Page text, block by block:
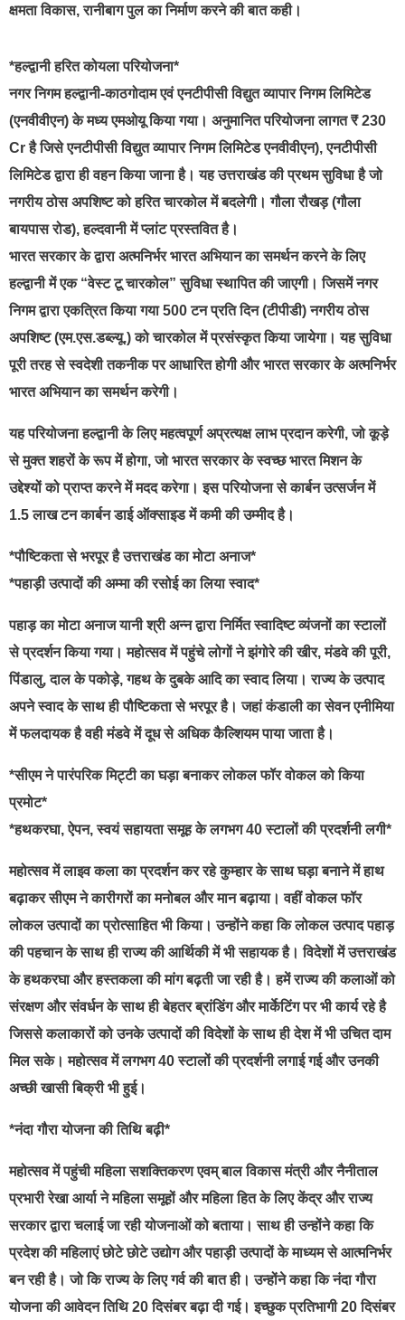
क्षमता विकास, रानीबाग पुल का निर्माण करने की बात कही।
*हल्द्वानी हरित कोयला परियोजना*
नगर निगम हल्द्वानी-काठगोदाम एवं एनटीपीसी विद्युत व्यापार निगम लिमिटेड
(एनवीवीएन) के मध्य एमओयू किया गया। अनुमानित परियोजना लागत ₹ 230
Cr है जिसे एनटीपीसी विद्युत व्यापार निगम लिमिटेड एनवीवीएन), एनटीपीसी
लिमिटेड द्वारा ही वहन किया जाना है। यह उत्तराखंड की प्रथम सुविधा है जो
नगरीय ठोस अपशिष्ट को हरित चारकोल में बदलेगी। गौला रौखड़ (गौला
बायपास रोड), हल्दवानी में प्लांट प्रस्तवित है।
भारत सरकार के द्वारा अत्मनिर्भर भारत अभियान का समर्थन करने के लिए
हल्द्वानी में एक “वेस्ट टू चारकोल” सुविधा स्थापित की जाएगी। जिसमें नगर
निगम द्वारा एकत्रित किया गया 500 टन प्रति दिन (टीपीडी) नगरीय ठोस
अपशिष्ट (एम.एस.डब्ल्यू.) को चारकोल में प्रसंस्कृत किया जायेगा। यह सुविधा
पूरी तरह से स्वदेशी तकनीक पर आधारित होगी और भारत सरकार के अत्मनिर्भर
भारत अभियान का समर्थन करेगी।
यह परियोजना हल्द्वानी के लिए महत्वपूर्ण अप्रत्यक्ष लाभ प्रदान करेगी, जो कूड़े
से मुक्त शहरों के रूप में होगा, जो भारत सरकार के स्वच्छ भारत मिशन के
उद्देश्यों को प्राप्त करने में मदद करेगा। इस परियोजना से कार्बन उत्सर्जन में
1.5 लाख टन कार्बन डाई ऑक्साइड में कमी की उम्मीद है।
*पौष्टिकता से भरपूर है उत्तराखंड का मोटा अनाज*
*पहाड़ी उत्पादों की अम्मा की रसोई का लिया स्वाद*
पहाड़ का मोटा अनाज यानी श्री अन्न द्वारा निर्मित स्वादिष्ट व्यंजनों का स्टालों
से प्रदर्शन किया गया। महोत्सव में पहुंचे लोगों ने झंगोरे की खीर, मंडवे की पूरी,
पिंडालु, दाल के पकोड़े, गहथ के दुबके आदि का स्वाद लिया। राज्य के उत्पाद
अपने स्वाद के साथ ही पौष्टिकता से भरपूर है। जहां कंडाली का सेवन एनीमिया
में फलदायक है वही मंडवे में दूध से अधिक कैल्शियम पाया जाता है।
*सीएम ने पारंपरिक मिट्टी का घड़ा बनाकर लोकल फॉर वोकल को किया
प्रमोट*
*हथकरघा, ऐपन, स्वयं सहायता समूह के लगभग 40 स्टालों की प्रदर्शनी लगी*
महोत्सव में लाइव कला का प्रदर्शन कर रहे कुम्हार के साथ घड़ा बनाने में हाथ
बढ़ाकर सीएम ने कारीगरों का मनोबल और मान बढ़ाया। वहीं वोकल फॉर
लोकल उत्पादों का प्रोत्साहित भी किया। उन्होंने कहा कि लोकल उत्पाद पहाड़
की पहचान के साथ ही राज्य की आर्थिकी में भी सहायक है। विदेशों में उत्तराखंड
के हथकरघा और हस्तकला की मांग बढ़ती जा रही है। हमें राज्य की कलाओं को
संरक्षण और संवर्धन के साथ ही बेहतर ब्रांडिंग और मार्केटिंग पर भी कार्य रहे है
जिससे कलाकारों को उनके उत्पादों की विदेशों के साथ ही देश में भी उचित दाम
मिल सके। महोत्सव में लगभग 40 स्टालों की प्रदर्शनी लगाई गई और उनकी
अच्छी खासी बिक्री भी हुई।
*नंदा गौरा योजना की तिथि बढ़ी*
महोत्सव में पहुंची महिला सशक्तिकरण एवम् बाल विकास मंत्री और नैनीताल
प्रभारी रेखा आर्या ने महिला समूहों और महिला हित के लिए केंद्र और राज्य
सरकार द्वारा चलाई जा रही योजनाओं को बताया। साथ ही उन्होंने कहा कि
प्रदेश की महिलाएं छोटे छोटे उद्योग और पहाड़ी उत्पादों के माध्यम से आत्मनिर्भर
बन रही है। जो कि राज्य के लिए गर्व की बात ही। उन्होंने कहा कि नंदा गौरा
योजना की आवेदन तिथि 20 दिसंबर बढ़ा दी गई। इच्छुक प्रतिभागी 20 दिसंबर